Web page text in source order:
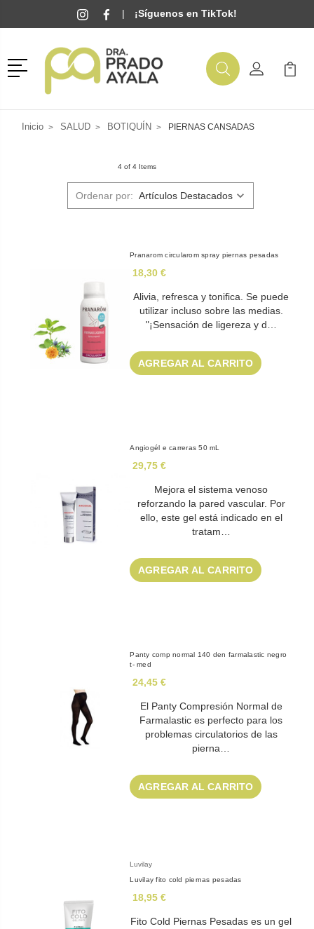
| ¡Síguenos en TikTok!
Menú
BuscarMi Cuenta
Mi
Inicio SALUD BOTIQUÍN PIERNAS CANSADAS
4 of 4 Items
Ordenar por:
Pranarom circularom spray piernas pesadas
18,30 €
Alivia, refresca y tonifica. Se puede
utilizar incluso sobre las medias.
"¡Sensación de ligereza y d…
AGREGAR AL CARRITO
Angiogél e carreras 50 mL
29,75 €
Mejora el sistema venoso
reforzando la pared vascular. Por
ello, este gel está indicado en el
tratam…
AGREGAR AL CARRITO
Panty comp normal 140 den farmalastic negro
t- med
24,45 €
El Panty Compresión Normal de
Farmalastic es perfecto para los
problemas circulatorios de las
pierna…
AGREGAR AL CARRITO
Luvilay
Luvilay fito cold piernas pesadas
18,95 €
Fito Cold Piernas Pesadas es un gel